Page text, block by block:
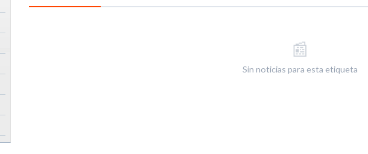
📰
Sin noticias para esta etiqueta